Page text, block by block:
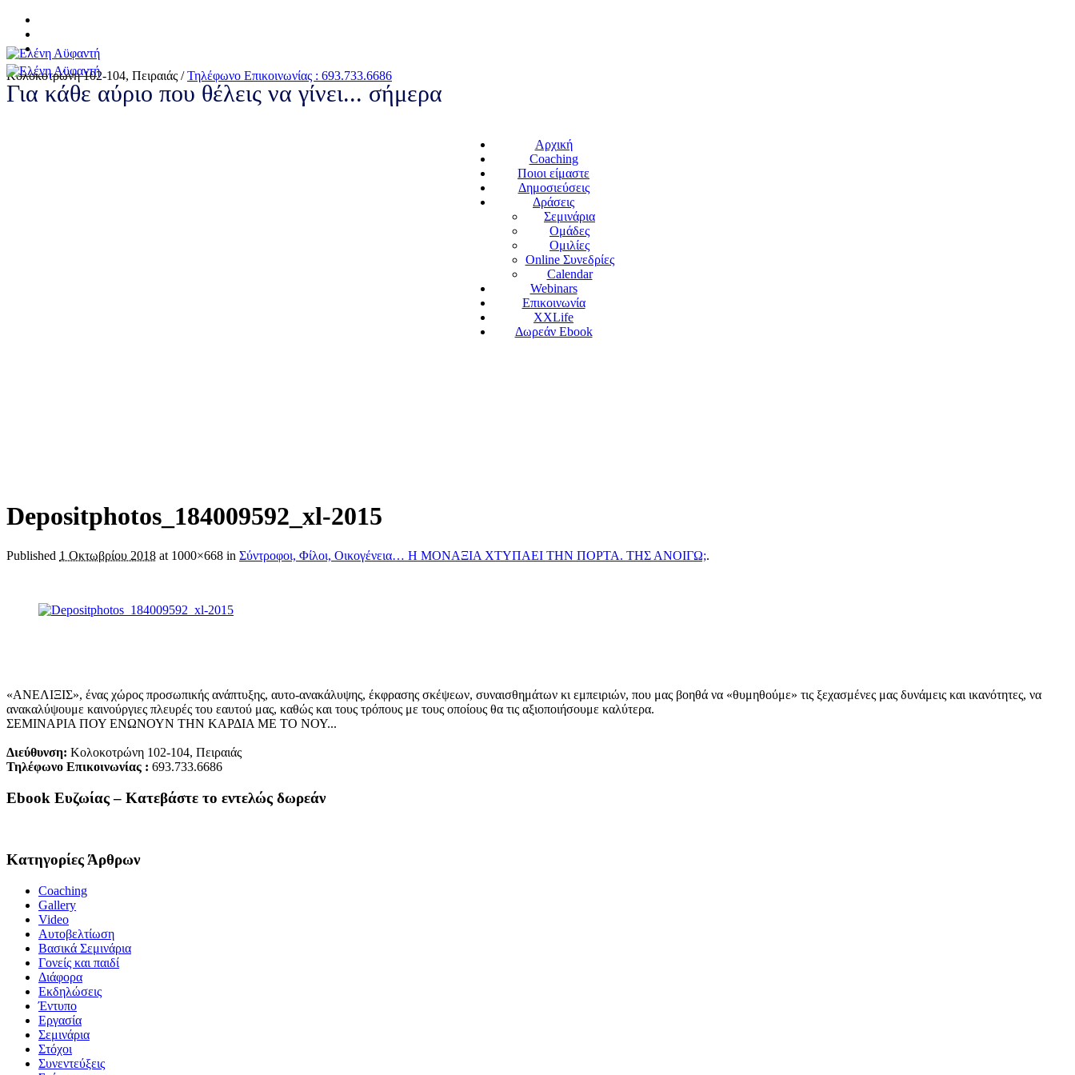
Κολοκοτρώνη 102-104, Πειραιάς /Τηλέφωνο Επικοινωνίας : 693.733.6686
Για κάθε αύριο που θέλεις να γίνει... σήμερα
Αρχική
Coaching
Ποιοι είμαστε
Δημοσιεύσεις
Δράσεις
Σεμινάρια
Ομάδες
Ομιλίες
Online Συνεδρίες
Calendar
Webinars
Επικοινωνία
XXLife
Δωρεάν Ebook
Depositphotos_184009592_xl-2015
Published 1 Οκτωβρίου 2018 at 1000×668 in Σύντροφοι, Φίλοι, Οικογένεια… Η ΜΟΝΑΞΙΑ ΧΤΥΠΑΕΙ ΤΗΝ ΠΟΡΤΑ. ΤΗΣ ΑΝΟΙΓΩ;.
«ΑΝΕΛΙΞΙΣ», ένας χώρος προσωπικής ανάπτυξης, αυτo-ανακάλυψης, έκφρασης σκέψεων, συναισθημάτων κι εμπειριών, που μας βοηθά να «θυμηθούμε» τις ξεχασμένες μας δυνάμεις και ικανότητες, να
ανακαλύψουμε καινούργιες πλευρές του εαυτού μας, καθώς και τους τρόπους με τους οποίους θα τις αξιοποιήσουμε καλύτερα.
ΣΕΜΙΝΑΡΙΑ ΠΟΥ ΕΝΩΝΟΥΝ ΤΗΝ ΚΑΡΔΙΑ ΜΕ ΤΟ ΝΟΥ...
Διεύθυνση: Κολοκοτρώνη 102-104, Πειραιάς
Τηλέφωνο Επικοινωνίας : 693.733.6686
Ebook Ευζωίας – Κατεβάστε το εντελώς δωρεάν
Κατηγορίες Άρθρων
Coaching
Gallery
Video
Αυτοβελτίωση
Βασικά Σεμινάρια
Γονείς και παιδί
Διάφορα
Εκδηλώσεις
Έντυπο
Εργασία
Σεμινάρια
Στόχοι
Συνεντεύξεις